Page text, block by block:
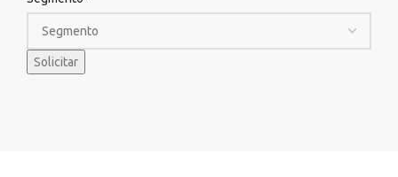
Solicitar